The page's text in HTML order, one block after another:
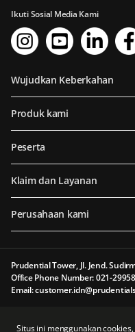
Situs ini menggunakan
Ikuti Sosial Media Kami
Wujudkan Keberkahan
Produk kami
Peserta
Klaim dan Layanan
Perusahaan kami
Prudential Tower, Jl. Jend.
Office Phone Number: 021-
Email:
Otoritas Jasa Keuangan